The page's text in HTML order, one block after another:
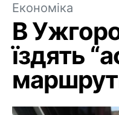
Економіка
В
їздять